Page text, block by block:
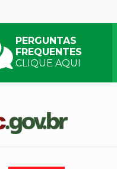
PERGUNTAS
FREQUENTES
CLIQUE AQUI